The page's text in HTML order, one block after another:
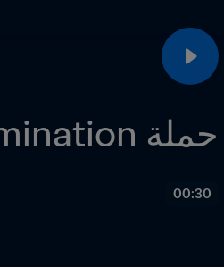
حملة No Discrimination
00:30